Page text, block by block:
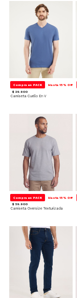
Compra en PACK Hasta 15% Off
$ 29.900
Camiseta Cuello En V
Compra en PACK Hasta 15% Off
$ 59.900
Camiseta Oversize Texturizada